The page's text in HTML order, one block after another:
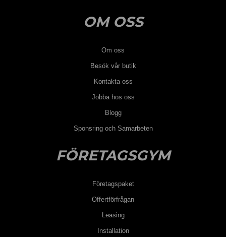
OM OSS
Om oss
Besök vår butik
Kontakta oss
Jobba hos oss
Blogg
Sponsring och Samarbeten
FÖRETAGSGYM
Företagspaket
Offertförfrågan
Leasing
Installation